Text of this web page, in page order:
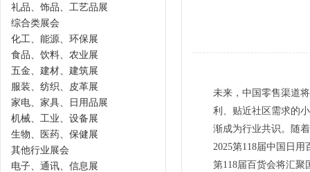
未来，中国零售渠道
利、贴近社区需求的
渐成为行业共识。随
2025第118届中国日
第118届百货会将汇聚
礼品、饰品、工艺品展
综合类展会
化工、能源、环保展
食品、饮料、农业展
五金、建材、建筑展
服装、纺织、皮革展
家电、家具、日用品展
机械、工业、设备展
生物、医药、保健展
其他行业展会
电子、通讯、信息展